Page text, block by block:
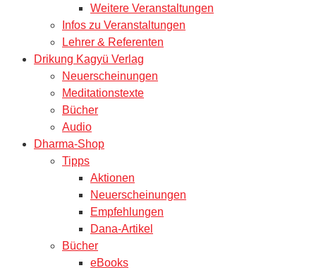
Weitere Veranstaltungen
Infos zu Veranstaltungen
Lehrer & Referenten
Drikung Kagyü Verlag
Neuerscheinungen
Meditationstexte
Bücher
Audio
Dharma-Shop
Tipps
Aktionen
Neuerscheinungen
Empfehlungen
Dana-Artikel
Bücher
eBooks